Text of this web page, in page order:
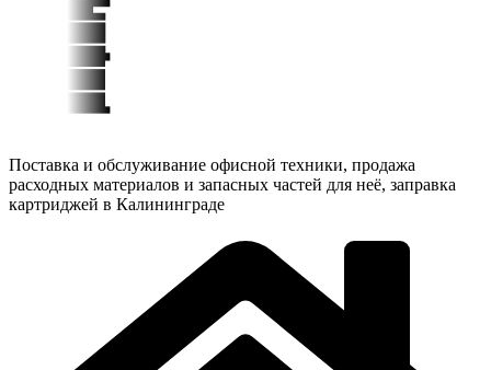
Поставка и обслуживание офисной техники, продажа
расходных материалов и запасных частей для неё, заправка
картриджей в Калининграде